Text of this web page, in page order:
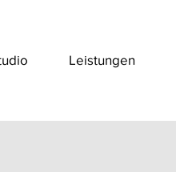
Leistungen